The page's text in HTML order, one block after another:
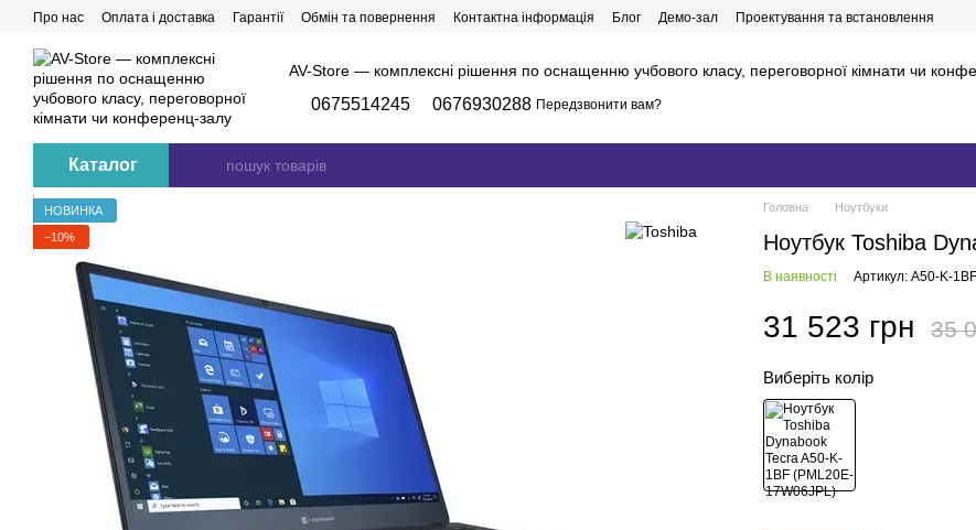
Перейти до основного контенту
Про нас Оплата і доставка Гарантії Обмін та повернення Контактна інформація Блог Демо-зал Проектування та встановлення
AV-Store — комплексні рішення по оснащенню учбового класу, переговорної кімнати чи
0675514245 0676930288 Передзвонити вам?
Каталог
НОВИНКА
−10%
Головна Ноутбуки
Ноутбук Toshiba
В наявності Артикул: A50-K-1BF
31 523 грн 35
Виберіть колір